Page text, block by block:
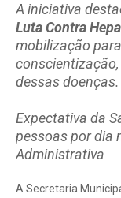
A iniciativa
Luta Contra
mobilização
dessas doenças.
Expectativa da
pessoas por dia
Administrativa
A Secretaria